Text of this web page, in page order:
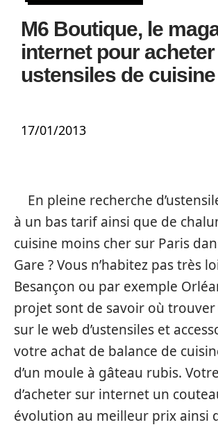
M6 Boutique, le
internet pour
ustensiles de cuisine
17/01/2013
En pleine recherche
à un bas tarif ainsi que de
cuisine moins cher sur Paris
Gare ? Vous n’habitez pas très
Besançon ou par exemple
projet sont de savoir où
sur le web d’ustensiles et
votre achat de balance de
d’un moule à gâteau rubis.
d’acheter sur internet un
évolution au meilleur prix ainsi